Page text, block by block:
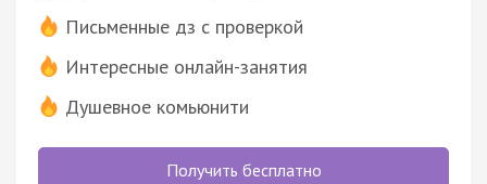
Письменные дз с проверкой
Интересные онлайн-занятия
Душевное комьюнити
Получить бесплатно